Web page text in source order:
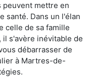
peuvent mettre en
santé. Dans un l'élan
celle de sa famille
s'avère inévitable de
débarrasser de
à Martres-de-